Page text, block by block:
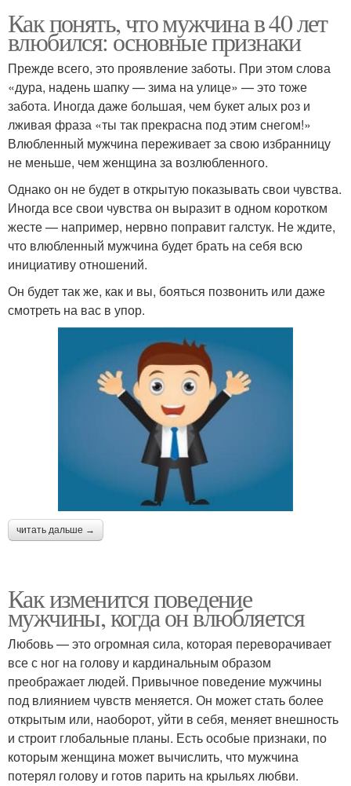
Как понять, что мужчина в 40 лет
влюбился: основные признаки
Прежде всего, это проявление заботы. При этом слова
«дура, надень шапку — зима на улице» — это тоже
забота. Иногда даже большая, чем букет алых роз и
лживая фраза «ты так прекрасна под этим снегом!»
Влюбленный мужчина переживает за свою избранницу
не меньше, чем женщина за возлюбленного.
Однако он не будет в открытую показывать свои чувства.
Иногда все свои чувства он выразит в одном коротком
жесте — например, нервно поправит галстук. Не ждите,
что влюбленный мужчина будет брать на себя всю
инициативу отношений.
Он будет так же, как и вы, бояться позвонить или даже
смотреть на вас в упор.
читать дальше →
Как изменится поведение
мужчины, когда он влюбляется
Любовь — это огромная сила, которая переворачивает
все с ног на голову и кардинальным образом
преображает людей. Привычное поведение мужчины
под влиянием чувств меняется. Он может стать более
открытым или, наоборот, уйти в себя, меняет внешность
и строит глобальные планы. Есть особые признаки, по
которым женщина может вычислить, что мужчина
потерял голову и готов парить на крыльях любви.